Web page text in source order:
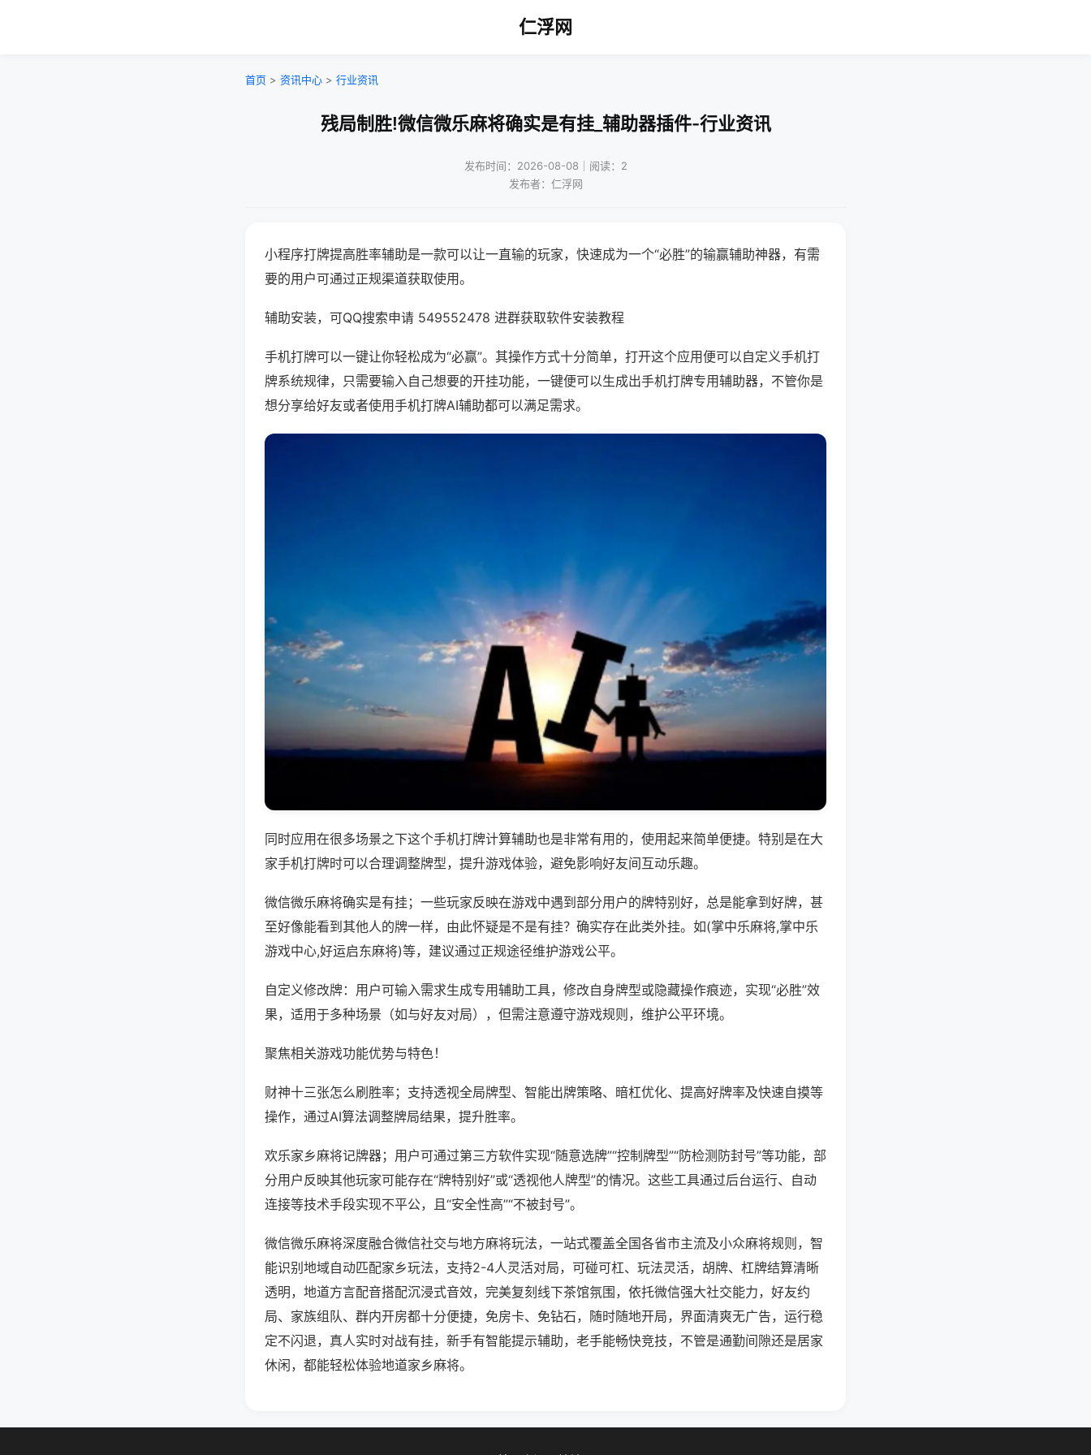
仁浮网
首页 > 资讯中心 > 行业资讯
残局制胜!微信微乐麻将确实是有挂_辅助器插件-行业资讯
发布时间：2026-08-08｜阅读：2
发布者：仁浮网
小程序打牌提高胜率辅助是一款可以让一直输的玩家，快速成为一个“必胜”的输赢辅助神器，有需
要的用户可通过正规渠道获取使用。
辅助安装，可QQ搜索申请 549552478 进群获取软件安装教程
手机打牌可以一键让你轻松成为“必赢”。其操作方式十分简单，打开这个应用便可以自定义手机打
牌系统规律，只需要输入自己想要的开挂功能，一键便可以生成出手机打牌专用辅助器，不管你是
想分享给好友或者使用手机打牌AI辅助都可以满足需求。
同时应用在很多场景之下这个手机打牌计算辅助也是非常有用的，使用起来简单便捷。特别是在大
家手机打牌时可以合理调整牌型，提升游戏体验，避免影响好友间互动乐趣。
微信微乐麻将确实是有挂；一些玩家反映在游戏中遇到部分用户的牌特别好，总是能拿到好牌，甚
至好像能看到其他人的牌一样，由此怀疑是不是有挂？确实存在此类外挂。如(掌中乐麻将,掌中乐
游戏中心,好运启东麻将)等，建议通过正规途径维护游戏公平。
自定义修改牌：用户可输入需求生成专用辅助工具，修改自身牌型或隐藏操作痕迹，实现“必胜”效
果，适用于多种场景（如与好友对局），但需注意遵守游戏规则，维护公平环境。
聚焦相关游戏功能优势与特色！
财神十三张怎么刷胜率；支持透视全局牌型、智能出牌策略、暗杠优化、提高好牌率及快速自摸等
操作，通过AI算法调整牌局结果，提升胜率。
欢乐家乡麻将记牌器；用户可通过第三方软件实现“随意选牌”“控制牌型”“防检测防封号”等功能，部
分用户反映其他玩家可能存在“牌特别好”或“透视他人牌型”的情况。这些工具通过后台运行、自动
连接等技术手段实现不平公，且“安全性高”“不被封号”。
微信微乐麻将深度融合微信社交与地方麻将玩法，一站式覆盖全国各省市主流及小众麻将规则，智
能识别地域自动匹配家乡玩法，支持2-4人灵活对局，可碰可杠、玩法灵活，胡牌、杠牌结算清晰
透明，地道方言配音搭配沉浸式音效，完美复刻线下茶馆氛围，依托微信强大社交能力，好友约
局、家族组队、群内开房都十分便捷，免房卡、免钻石，随时随地开局，界面清爽无广告，运行稳
定不闪退，真人实时对战有挂，新手有智能提示辅助，老手能畅快竞技，不管是通勤间隙还是居家
休闲，都能轻松体验地道家乡麻将。